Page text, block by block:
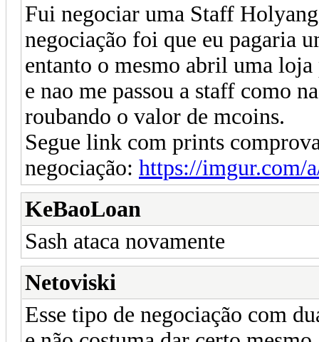
Fui negociar uma Staff
negociação foi que eu pagaria
entanto o mesmo abril uma loja
e nao me passou a staff como
roubando o valor de mcoins.
Segue link com prints
negociação: https://imgur.com/
KeBaoLoan
Sash ataca novamente
Netoviski
Esse tipo de negociação com